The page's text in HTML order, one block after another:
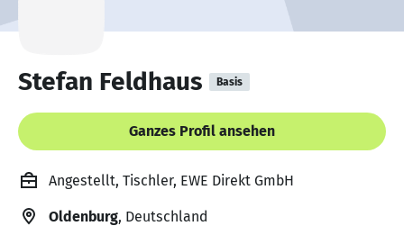
Stefan Feldhaus Basis
Ganzes Profil ansehen
Angestellt, Tischler, EWE Direkt GmbH
Oldenburg, Deutschland